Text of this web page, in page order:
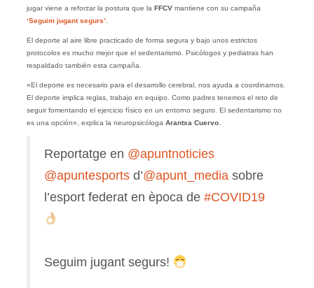
jugar viene a reforzar la postura que la FFCVmantiene con su campaña
‘Seguim jugant segurs’
El deporte al aire libre practicado de forma segura y bajo unos estrictos
protocolos es mucho mejor que el sedentarismo. Psicólogos y pediatras han
respaldado también esta campaña.
«El deporte es necesario para el desarrollo cerebral, nos ayuda a coordinarnos.
El deporte implica reglas, trabajo en equipo. Como padres tenemos el reto de
seguir fomentando el ejercicio físico en un entorno seguro. El sedentarismo no
es una opción», explica la neuropsicóloga Arantxa Cuervo.
Reportatge en @apuntnoticies
@apuntesportsd’@apunt_media sobre
l’esport federat en època de #COVID19
Seguim jugant segurs!